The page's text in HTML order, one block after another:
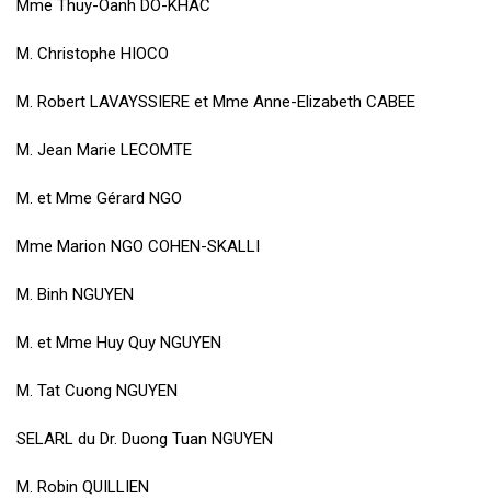
Mme Thuy-Oanh DO-KHAC
M. Christophe HIOCO
M. Robert LAVAYSSIERE et Mme Anne-Elizabeth CABEE
M. Jean Marie LECOMTE
M. et Mme Gérard NGO
Mme Marion NGO COHEN-SKALLI
M. Binh NGUYEN
M. et Mme Huy Quy NGUYEN
M. Tat Cuong NGUYEN
SELARL du Dr. Duong Tuan NGUYEN
M. Robin QUILLIEN